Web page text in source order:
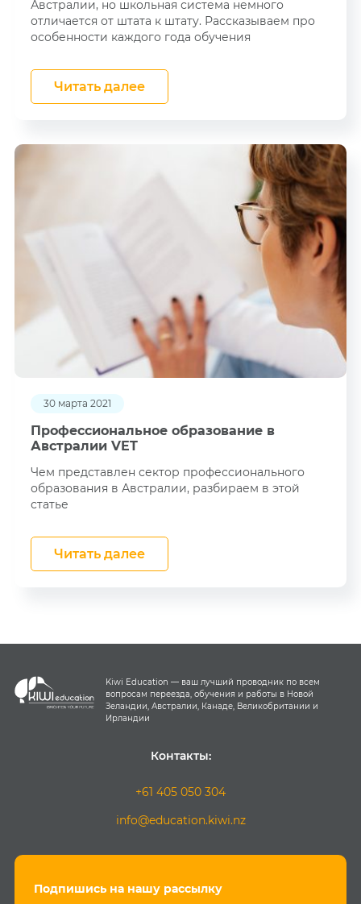
Австралии, но школьная система немного
отличается от штата к штату. Рассказываем про
особенности каждого года обучения
Читать далее
30 марта 2021
Профессиональное образование в
Австралии VET
Чем представлен сектор профессионального
образования в Австралии, разбираем в этой
статье
Читать далее
Kiwi Education — ваш лучший проводник по всем
вопросам переезда, обучения и работы в Новой
Зеландии, Австралии, Канаде, Великобритании и
Ирландии
Контакты:
+61 405 050 304
info@education.kiwi.nz
Подпишись на нашу рассылку